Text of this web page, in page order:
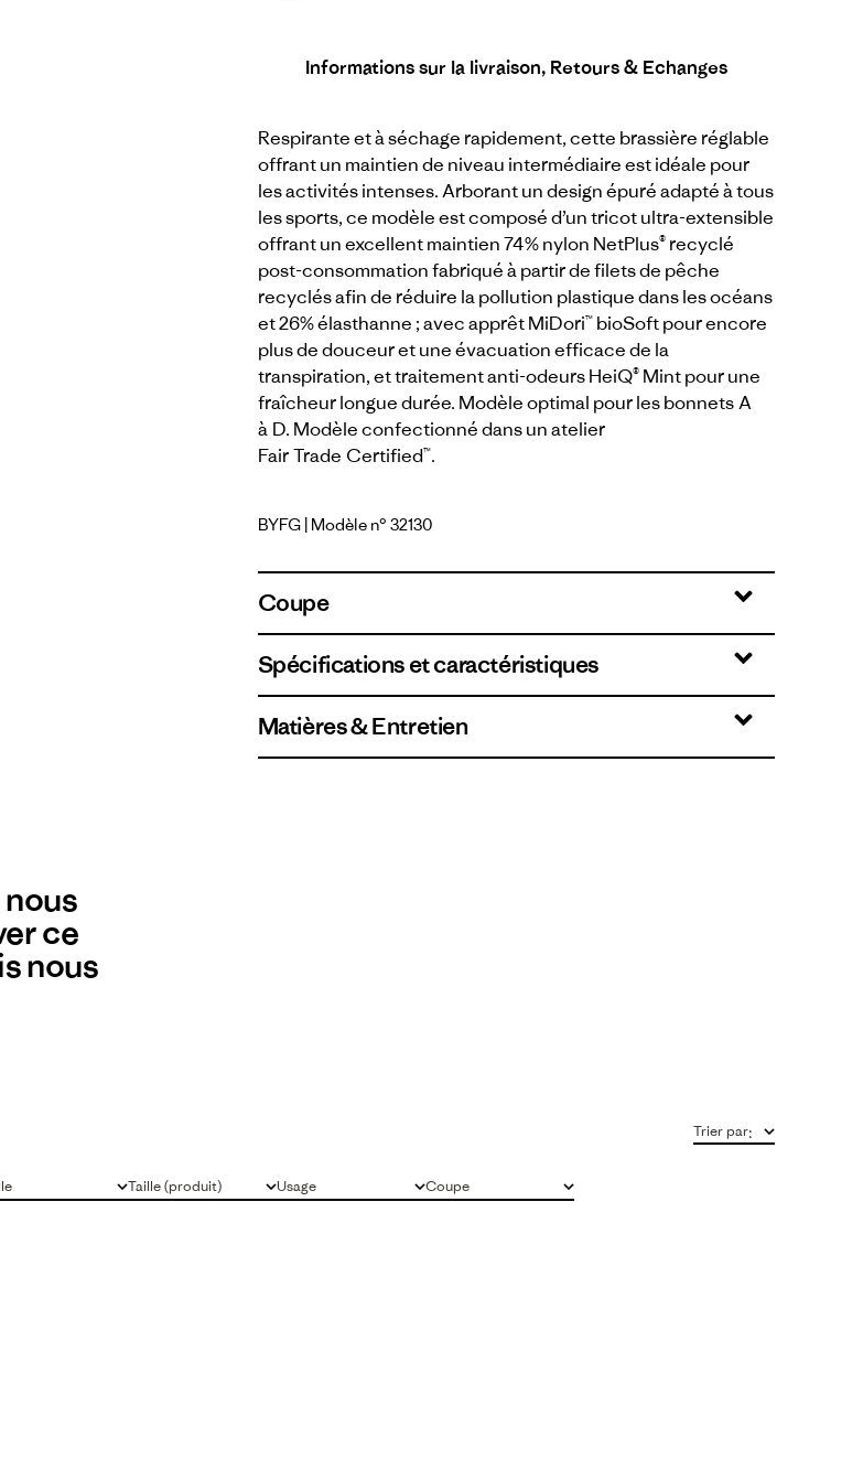
Informations sur la livraison, Retours & Echanges
Respirante et à séchage rapidement, cette brassière réglable
offrant un maintien de niveau intermédiaire est idéale pour
les activités intenses. Arborant un design épuré adapté à tous
les sports, ce modèle est composé d’un tricot ultra-extensible
offrant un excellent maintien 74% nylon NetPlus® recyclé
post-consommation fabriqué à partir de filets de pêche
recyclés afin de réduire la pollution plastique dans les océans
et 26% élasthanne ; avec apprêt MiDori™ bioSoft pour encore
plus de douceur et une évacuation efficace de la
transpiration, et traitement anti-odeurs HeiQ® Mint pour une
fraîcheur longue durée. Modèle optimal pour les bonnets A
à D. Modèle confectionné dans un atelier
Fair Trade Certified™.
Berry Fig
BYFG | Modèle n° 32130
Coupe
Spécifications et caractéristiques
Matières & Entretien
ce
nous
Taille (produit)
Tous Usage
Tous Coupe
Tous
Trier par: